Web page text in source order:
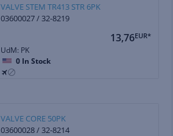
VALVE STEM TR413 STR 6PK
03600027 / 32-8219
13,76EUR*
UdM: PK
0 In Stock
VALVE CORE 50PK
03600028 / 32-8214